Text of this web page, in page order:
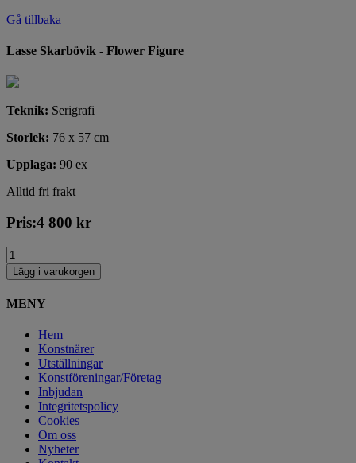
Gå tillbaka
Lasse Skarbövik - Flower Figure
Teknik: Serigrafi
Storlek: 76 x 57 cm
Upplaga: 90 ex
Alltid fri frakt
Pris:4 800 kr
Lägg i varukorgen
MENY
Hem
Konstnärer
Utställningar
Konstföreningar/Företag
Inbjudan
Integritetspolicy
Cookies
Om oss
Nyheter